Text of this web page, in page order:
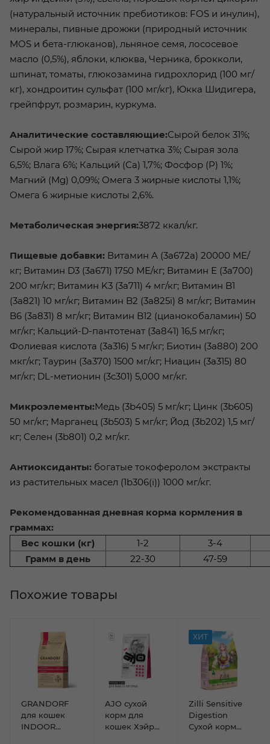
(натуральный источник пребиотиков: FOS и инулин),
минералы, пивные дрожжи (природный источник
MOS и бета-глюканов), льняное семя, лососевое
масло (0,5%), яблоки, клюква, Черника, брокколи,
шпинат, томаты, глюкозамина гидрохлорид (100 мг/
кг), хондроитин сульфат (100 мг/кг), Юкка Шидигера,
грейпфрут, розмарин, куркума.
Аналитические составляющие:Сырой белок 31%;
Сырой жир 17%; Сырая клетчатка 3%; Сырая зола
6,5%; Влага 6%; Кальций (Са) 1,7%; Фосфор (P) 1%;
Магний (Mg) 0,09%; Омега 3 жирные кислоты 1,1%;
Омега 6 жирные кислоты 2,6%.
Метаболическая энергия:3872 ккал/кг.
Пищевые добавки: Витамин A (3a672a) 20000 МЕ/
кг; Витамин D3 (3a671) 1750 МЕ/кг; Витамин Е (3a700)
200 мг/кг; Витамин K3 (3a711) 4 мг/кг; Витамин B1
(3a821) 10 мг/кг; Витамин B2 (3a825i) 8 мг/кг; Витамин
B6 (3a831) 8 мг/кг; Витамин B12 (цианокобаламин) 50
мг/кг; Кальций-D-пантотенат (3a841) 16,5 мг/кг;
Фолиевая кислота (3a316) 5 мг/кг; Биотин (3a880) 200
мкг/кг; Таурин (3a370) 1500 мг/кг; Ниацин (3a315) 80
мг/кг; DL-метионин (3c301) 5,000 мг/кг.
Микроэлементы:Медь (3b405) 5 мг/кг; Цинк (3b605)
50 мг/кг; Марганец (3b503) 5 мг/кг; Йод (3b202) 1,5 мг/
кг; Селен (3b801) 0,2 мг/кг.
Антиоксиданты: богатые токоферолом экстракты
из растительных масел (1b306(i)) 1000 мг/кг.
Рекомендованная дневная корма кормления в
граммах:
Вес кошки (кг)
1-2
3-4
Грамм в день
22-30 47-59
GRANDORF
для кошек
INDOOR
AJO сухой
корм для
кошек Хэйр
ХИТ
Zilli Sensitive
Digestion
Сухой корм
Похожие товары